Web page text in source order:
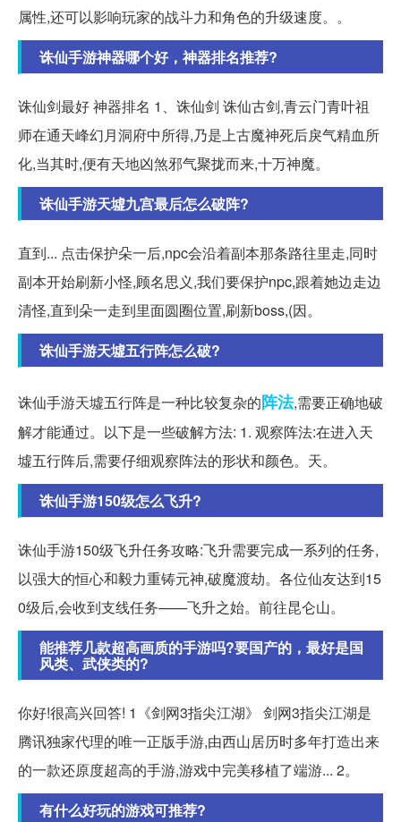
属性,还可以影响玩家的战斗力和角色的升级速度。。
诛仙手游神器哪个好，神器排名推荐?
诛仙剑最好 神器排名 1、诛仙剑 诛仙古剑,青云门青叶祖
师在通天峰幻月洞府中所得,乃是上古魔神死后戾气精血所
化,当其时,便有天地凶煞邪气聚拢而来,十万神魔。
诛仙手游天墟九宫最后怎么破阵?
直到... 点击保护朵一后,npc会沿着副本那条路往里走,同时
副本开始刷新小怪,顾名思义,我们要保护npc,跟着她边走边
清怪,直到朵一走到里面圆圈位置,刷新boss,(因。
诛仙手游天墟五行阵怎么破?
诛仙手游天墟五行阵是一种比较复杂的阵法,需要正确地破
解才能通过。以下是一些破解方法: 1. 观察阵法:在进入天
墟五行阵后,需要仔细观察阵法的形状和颜色。天。
诛仙手游150级怎么飞升?
诛仙手游150级飞升任务攻略:飞升需要完成一系列的任务,
以强大的恒心和毅力重铸元神,破魔渡劫。各位仙友达到15
0级后,会收到支线任务——飞升之始。前往昆仑山。
能推荐几款超高画质的手游吗?要国产的，最好是国
风类、武侠类的?
你好!很高兴回答! 1《剑网3指尖江湖》 剑网3指尖江湖是
腾讯独家代理的唯一正版手游,由西山居历时多年打造出来
的一款还原度超高的手游,游戏中完美移植了端游... 2。
有什么好玩的游戏可推荐?